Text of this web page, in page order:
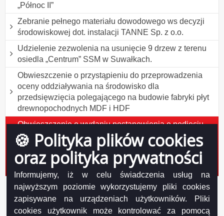
🍪 Polityka plików cookies
oraz polityka prywatności
Informujemy, iż w celu świadczenia usług na
najwyższym poziomie wykorzystujemy pliki cookies
zapisywane na urządzeniach użytkowników. Pliki
cookies użytkownik może kontrolować za pomocą
„Północ II”
Zebranie pełnego materiału dowodowego ws decyzji
środowiskowej dot. instalacji TANNE Sp. z o.o.
Udzielenie zezwolenia na usunięcie 9 drzew z terenu
osiedla „Centrum” SSM w Suwałkach.
Obwieszczenie o przystąpieniu do przeprowadzenia
oceny oddziaływania na środowisko dla
przedsięwzięcia polegającego na budowie fabryki płyt
drewnopochodnych MDF i HDF
Obwieszczenie o wydaniu postanowienia o podjęciu
postępowania administracyjnego w sprawie wydania
decyzji o środowiskowych uwarunkowaniach dla
przedsięwzięcia polegającego na budowie fabryki płyt
drewnopochodnych MDF i HDF
AGP-RU Ogłoszenie o przystąpieniu do sporządzenia
mpzp rejonu osiedla przy ulicy Stanisława
Staniszewskiego w Suwałkach